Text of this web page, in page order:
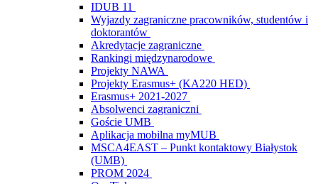
IDUB 11
Wyjazdy zagraniczne pracowników, studentów i
doktorantów
Akredytacje zagraniczne
Rankingi międzynarodowe
Projekty NAWA
Projekty Erasmus+ (KA220 HED)
Erasmus+ 2021-2027
Absolwenci zagraniczni
Goście UMB
Aplikacja mobilna myMUB
MSCA4EAST – Punkt kontaktowy Białystok
(UMB)
PROM 2024